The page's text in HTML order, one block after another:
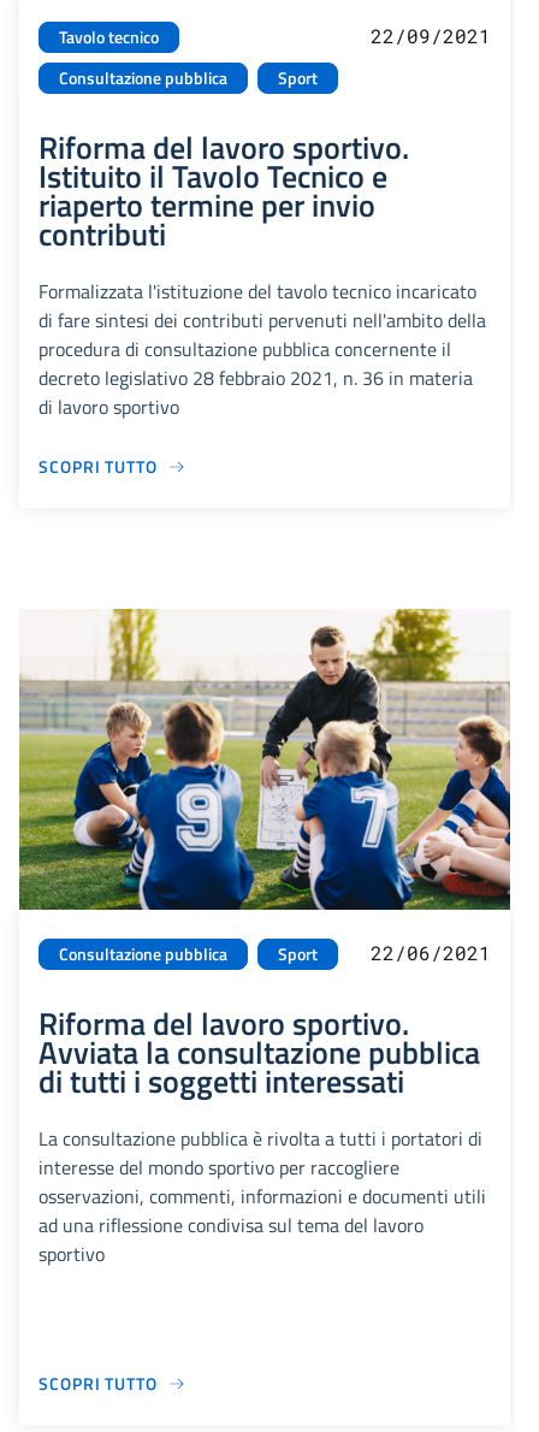
Tavolo tecnico
Consultazione pubblica
Sport
22/09/2021
Riforma del lavoro sportivo.
Istituito il Tavolo Tecnico e
riaperto termine per invio
contributi
Formalizzata l'istituzione del tavolo tecnico incaricato
di fare sintesi dei contributi pervenuti nell'ambito della
procedura di consultazione pubblica concernente il
decreto legislativo 28 febbraio 2021, n. 36 in materia
di lavoro sportivo
SCOPRI TUTTO
Consultazione pubblica Sport 22/06/2021
Riforma del lavoro sportivo.
Avviata la consultazione pubblica
di tutti i soggetti interessati
La consultazione pubblica è rivolta a tutti i portatori di
interesse del mondo sportivo per raccogliere
osservazioni, commenti, informazioni e documenti utili
ad una riflessione condivisa sul tema del lavoro
sportivo
SCOPRI TUTTO